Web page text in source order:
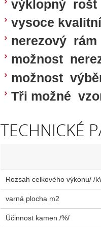
výklopný rošt
vysoce
nerezový rám
možnost
možnost
Tři možné
TECHNICKÉ
Rozsah celkového výkonu/ /
varná plocha m2
Účinnost kamen /%/